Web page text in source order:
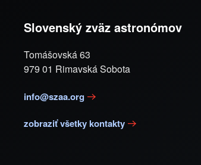
Slovenský zväz astronómov
Tomášovská 63
979 01 Rimavská Sobota
info@szaa.org
zobraziť všetky kontakty